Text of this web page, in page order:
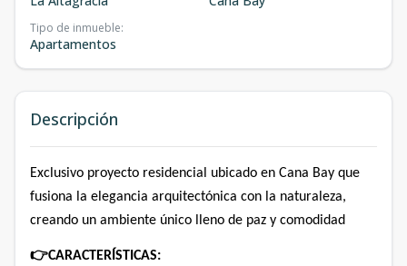
Tipo de inmueble:
Apartamentos
Descripción
Exclusivo proyecto residencial ubicado en Cana Bay que
fusiona la elegancia arquitectónica con la naturaleza,
creando un ambiente único lleno de paz y comodidad
👉CARACTERÍSTICAS: